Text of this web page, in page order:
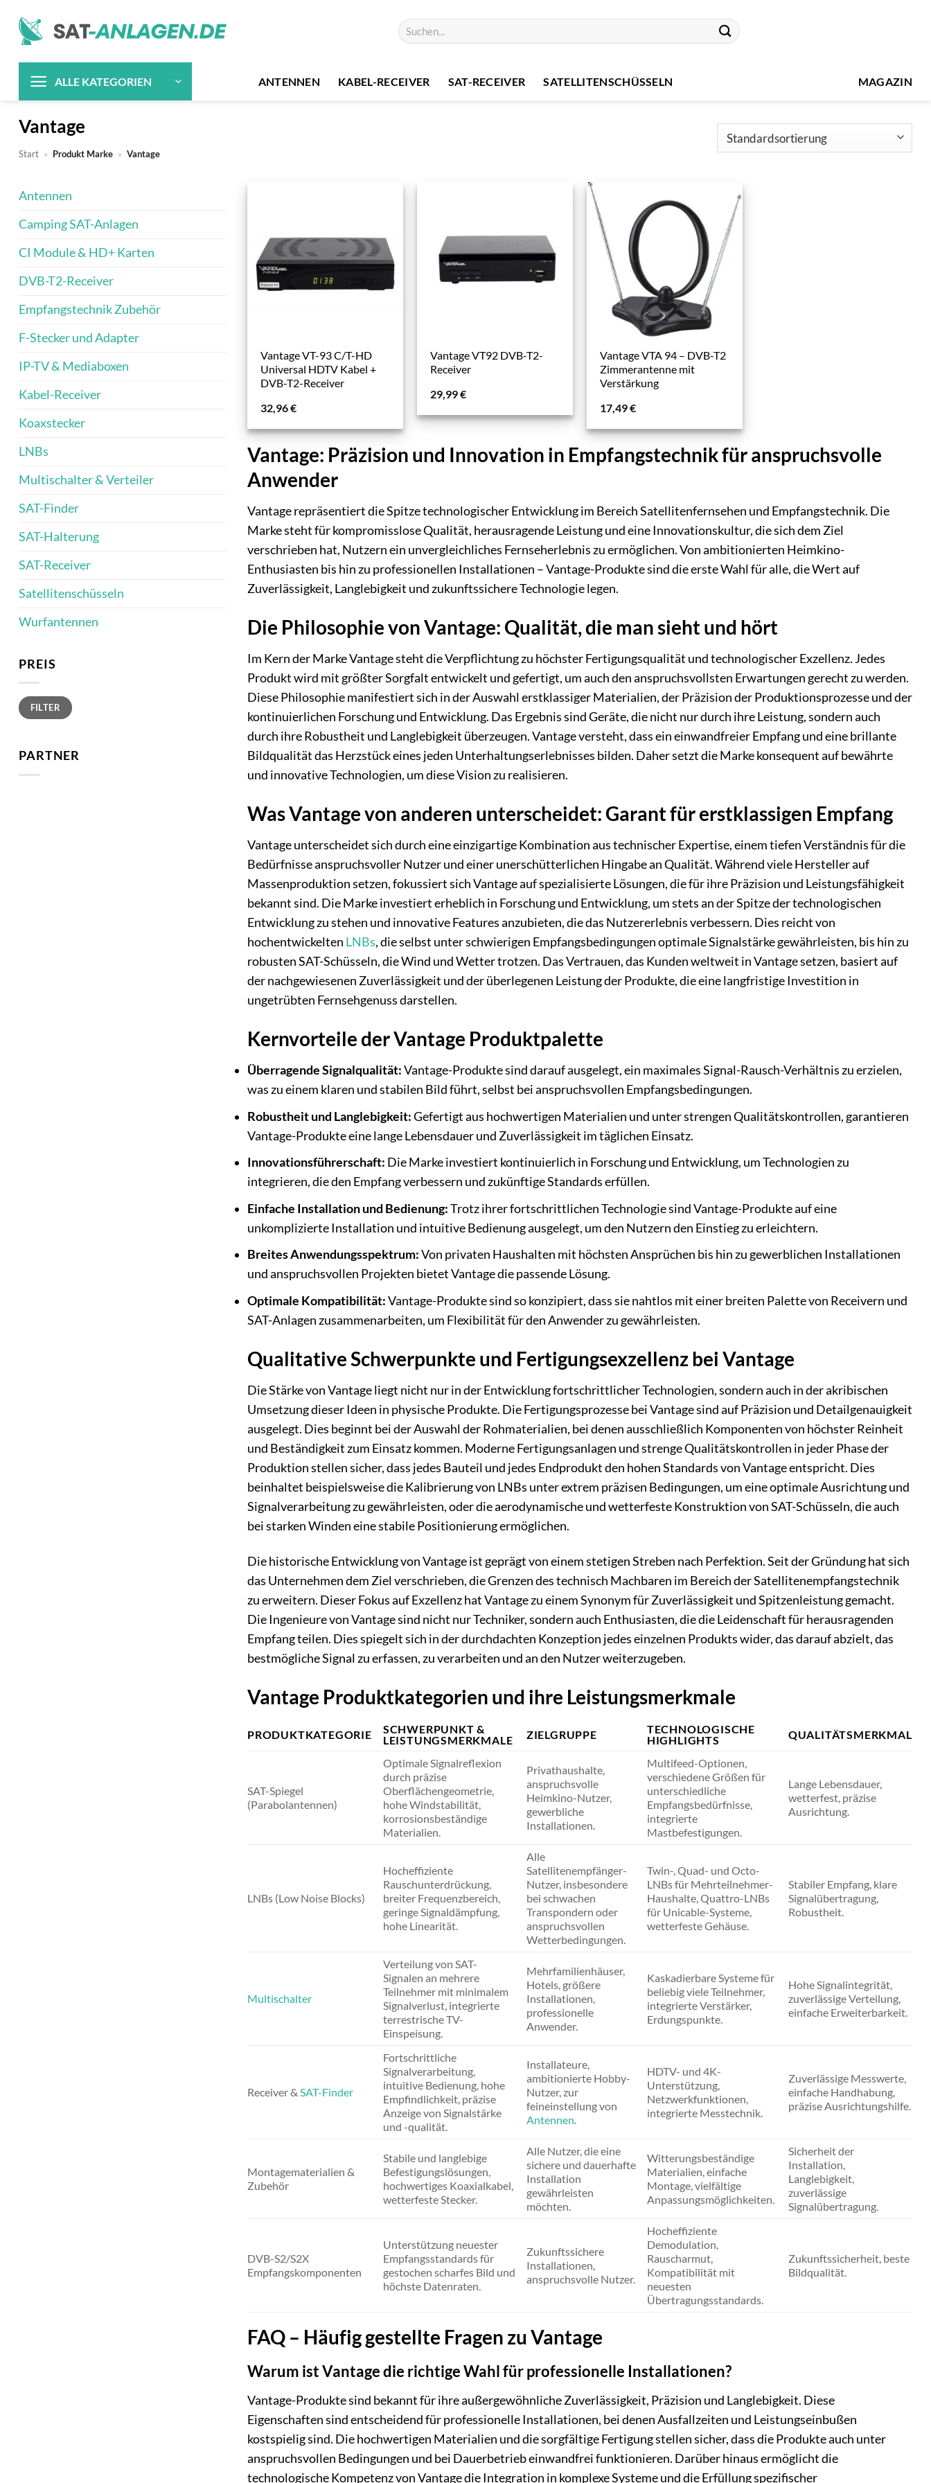
Inhalt
springen
Suchen
nach:
ALLE KATEGORIEN ANTENNEN KABEL-RECEIVER SAT-RECEIVER SATELLITENSCHÜSSELN MAGAZIN
Vantage
Start » Produkt Marke » Vantage
Antennen
Camping SAT-Anlagen
CI Module & HD+ Karten
DVB-T2-Receiver
Empfangstechnik Zubehör
F-Stecker und Adapter
IP-TV & Mediaboxen
Kabel-Receiver
Koaxstecker
LNBs
Multischalter & Verteiler
SAT-Finder
SAT-Halterung
SAT-Receiver
Satellitenschüsseln
Wurfantennen
PREIS
Min.
Preis
Max.
PreisFILTER
PARTNER
Vantage VT-93 C/T-HD
Universal HDTV Kabel +
DVB-T2-Receiver
32,96€
Vantage VT92 DVB-T2-
Receiver
29,99€
Vantage VTA 94 – DVB-T2
Zimmerantenne mit
Verstärkung
17,49€
Vantage: Präzision und Innovation in Empfangstechnik für anspruchsvolle
Anwender
Vantage repräsentiert die Spitze technologischer Entwicklung im Bereich Satellitenfernsehen und Empfangstechnik. Die
Marke steht für kompromisslose Qualität, herausragende Leistung und eine Innovationskultur, die sich dem Ziel
verschrieben hat, Nutzern ein unvergleichliches Fernseherlebnis zu ermöglichen. Von ambitionierten Heimkino-
Enthusiasten bis hin zu professionellen Installationen – Vantage-Produkte sind die erste Wahl für alle, die Wert auf
Zuverlässigkeit, Langlebigkeit und zukunftssichere Technologie legen.
Die Philosophie von Vantage: Qualität, die man sieht und hört
Im Kern der Marke Vantage steht die Verpflichtung zu höchster Fertigungsqualität und technologischer Exzellenz. Jedes
Produkt wird mit größter Sorgfalt entwickelt und gefertigt, um auch den anspruchsvollsten Erwartungen gerecht zu werden.
Diese Philosophie manifestiert sich in der Auswahl erstklassiger Materialien, der Präzision der Produktionsprozesse und der
kontinuierlichen Forschung und Entwicklung. Das Ergebnis sind Geräte, die nicht nur durch ihre Leistung, sondern auch
durch ihre Robustheit und Langlebigkeit überzeugen. Vantage versteht, dass ein einwandfreier Empfang und eine brillante
Bildqualität das Herzstück eines jeden Unterhaltungserlebnisses bilden. Daher setzt die Marke konsequent auf bewährte
und innovative Technologien, um diese Vision zu realisieren.
Was Vantage von anderen unterscheidet: Garant für erstklassigen Empfang
Vantage unterscheidet sich durch eine einzigartige Kombination aus technischer Expertise, einem tiefen Verständnis für die
Bedürfnisse anspruchsvoller Nutzer und einer unerschütterlichen Hingabe an Qualität. Während viele Hersteller auf
Massenproduktion setzen, fokussiert sich Vantage auf spezialisierte Lösungen, die für ihre Präzision und Leistungsfähigkeit
bekannt sind. Die Marke investiert erheblich in Forschung und Entwicklung, um stets an der Spitze der technologischen
Entwicklung zu stehen und innovative Features anzubieten, die das Nutzererlebnis verbessern. Dies reicht von
hochentwickelten LNBs, die selbst unter schwierigen Empfangsbedingungen optimale Signalstärke gewährleisten, bis hin zu
robusten SAT-Schüsseln, die Wind und Wetter trotzen. Das Vertrauen, das Kunden weltweit in Vantage setzen, basiert auf
der nachgewiesenen Zuverlässigkeit und der überlegenen Leistung der Produkte, die eine langfristige Investition in
ungetrübten Fernsehgenuss darstellen.
Kernvorteile der Vantage Produktpalette
Überragende Signalqualität:Vantage-Produkte sind darauf ausgelegt, ein maximales Signal-Rausch-Verhältnis zu erzielen,
was zu einem klaren und stabilen Bild führt, selbst bei anspruchsvollen Empfangsbedingungen.
Robustheit und Langlebigkeit:Gefertigt aus hochwertigen Materialien und unter strengen Qualitätskontrollen, garantieren
Vantage-Produkte eine lange Lebensdauer und Zuverlässigkeit im täglichen Einsatz.
Innovationsführerschaft: Die Marke investiert kontinuierlich in Forschung und Entwicklung, um Technologien zu
integrieren, die den Empfang verbessern und zukünftige Standards erfüllen.
Einfache Installation und Bedienung:Trotz ihrer fortschrittlichen Technologie sind Vantage-Produkte auf eine
unkomplizierte Installation und intuitive Bedienung ausgelegt, um den Nutzern den Einstieg zu erleichtern.
Breites Anwendungsspektrum:Von privaten Haushalten mit höchsten Ansprüchen bis hin zu gewerblichen Installationen
und anspruchsvollen Projekten bietet Vantage die passende Lösung.
Optimale Kompatibilität:Vantage-Produkte sind so konzipiert, dass sie nahtlos mit einer breiten Palette von Receivern und
SAT-Anlagen zusammenarbeiten, um Flexibilität für den Anwender zu gewährleisten.
Qualitative Schwerpunkte und Fertigungsexzellenz bei Vantage
Die Stärke von Vantage liegt nicht nur in der Entwicklung fortschrittlicher Technologien, sondern auch in der akribischen
Umsetzung dieser Ideen in physische Produkte. Die Fertigungsprozesse bei Vantage sind auf Präzision und Detailgenauigkeit
ausgelegt. Dies beginnt bei der Auswahl der Rohmaterialien, bei denen ausschließlich Komponenten von höchster Reinheit
und Beständigkeit zum Einsatz kommen. Moderne Fertigungsanlagen und strenge Qualitätskontrollen in jeder Phase der
Produktion stellen sicher, dass jedes Bauteil und jedes Endprodukt den hohen Standards von Vantage entspricht. Dies
beinhaltet beispielsweise die Kalibrierung von LNBs unter extrem präzisen Bedingungen, um eine optimale Ausrichtung und
Signalverarbeitung zu gewährleisten, oder die aerodynamische und wetterfeste Konstruktion von SAT-Schüsseln, die auch
bei starken Winden eine stabile Positionierung ermöglichen.
Die historische Entwicklung von Vantage ist geprägt von einem stetigen Streben nach Perfektion. Seit der Gründung hat sich
das Unternehmen dem Ziel verschrieben, die Grenzen des technisch Machbaren im Bereich der Satellitenempfangstechnik
zu erweitern. Dieser Fokus auf Exzellenz hat Vantage zu einem Synonym für Zuverlässigkeit und Spitzenleistung gemacht.
Die Ingenieure von Vantage sind nicht nur Techniker, sondern auch Enthusiasten, die die Leidenschaft für herausragenden
Empfang teilen. Dies spiegelt sich in der durchdachten Konzeption jedes einzelnen Produkts wider, das darauf abzielt, das
bestmögliche Signal zu erfassen, zu verarbeiten und an den Nutzer weiterzugeben.
Vantage Produktkategorien und ihre Leistungsmerkmale
PRODUKTKATEGORIE
SCHWERPUNKT &
LEISTUNGSMERKMALE
ZIELGRUPPE
TECHNOLOGISCHE
HIGHLIGHTS
QUALITÄTSMERKMAL
SAT-Spiegel
(Parabolantennen)
Optimale Signalreflexion
durch präzise
Oberflächengeometrie,
hohe Windstabilität,
korrosionsbeständige
Materialien.
Privathaushalte,
anspruchsvolle
Heimkino-Nutzer,
gewerbliche
Installationen.
Multifeed-Optionen,
verschiedene Größen für
unterschiedliche
Empfangsbedürfnisse,
integrierte
Mastbefestigungen.
Lange Lebensdauer,
wetterfest, präzise
Ausrichtung.
LNBs (Low Noise Blocks)
Hocheffiziente
Rauschunterdrückung,
breiter Frequenzbereich,
geringe Signaldämpfung,
hohe Linearität.
Alle
Satellitenempfänger-
Nutzer, insbesondere
bei schwachen
Transpondern oder
anspruchsvollen
Wetterbedingungen.
Twin-, Quad- und Octo-
LNBs für Mehrteilnehmer-
Haushalte, Quattro-LNBs
für Unicable-Systeme,
wetterfeste Gehäuse.
Stabiler Empfang, klare
Signalübertragung,
Robustheit.
Multischalter
Verteilung von SAT-
Signalen an mehrere
Teilnehmer mit minimalem
Signalverlust, integrierte
terrestrische TV-
Einspeisung.
Mehrfamilienhäuser,
Hotels, größere
Installationen,
professionelle
Anwender.
Kaskadierbare Systeme für
beliebig viele Teilnehmer,
integrierte Verstärker,
Erdungspunkte.
Hohe Signalintegrität,
zuverlässige Verteilung,
einfache Erweiterbarkeit.
Receiver & SAT-Finder
Fortschrittliche
Signalverarbeitung,
intuitive Bedienung, hohe
Empfindlichkeit, präzise
Anzeige von Signalstärke
und -qualität.
Installateure,
ambitionierte Hobby-
Nutzer, zur
feineinstellung von
Antennen
HDTV- und 4K-
Unterstützung,
Netzwerkfunktionen,
integrierte Messtechnik.
Zuverlässige Messwerte,
einfache Handhabung,
präzise Ausrichtungshilfe.
Montagematerialien &
Zubehör
Stabile und langlebige
Befestigungslösungen,
hochwertiges Koaxialkabel,
wetterfeste Stecker.
Alle Nutzer, die eine
sichere und dauerhafte
Installation
gewährleisten
möchten.
Witterungsbeständige
Materialien, einfache
Montage, vielfältige
Anpassungsmöglichkeiten.
Sicherheit der
Installation,
Langlebigkeit,
zuverlässige
Signalübertragung.
DVB-S2/S2X
Empfangskomponenten
Unterstützung neuester
Empfangsstandards für
gestochen scharfes Bild und
höchste Datenraten.
Zukunftssichere
Installationen,
anspruchsvolle Nutzer.
Hocheffiziente
Demodulation,
Rauscharmut,
Kompatibilität mit
neuesten
Übertragungsstandards.
Zukunftssicherheit, beste
Bildqualität.
FAQ – Häufig gestellte Fragen zu Vantage
Warum ist Vantage die richtige Wahl für professionelle Installationen?
Vantage-Produkte sind bekannt für ihre außergewöhnliche Zuverlässigkeit, Präzision und Langlebigkeit. Diese
Eigenschaften sind entscheidend für professionelle Installationen, bei denen Ausfallzeiten und Leistungseinbußen
kostspielig sind. Die hochwertigen Materialien und die sorgfältige Fertigung stellen sicher, dass die Produkte auch unter
anspruchsvollen Bedingungen und bei Dauerbetrieb einwandfrei funktionieren. Darüber hinaus ermöglicht die
technologische Kompetenz von Vantage die Integration in komplexe Systeme und die Erfüllung spezifischer